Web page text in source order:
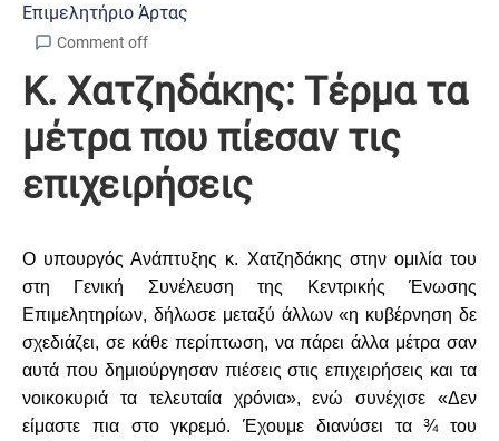
Επιμελητήριο Άρτας
Comment off
Κ. Χατζηδάκης: Τέρμα τα
μέτρα που πίεσαν τις
επιχειρήσεις
Ο υπουργός Ανάπτυξης κ. Χατζηδάκης στην ομιλία του
στη Γενική Συνέλευση της Κεντρικής Ένωσης
Επιμελητηρίων, δήλωσε μεταξύ άλλων «η κυβέρνηση δε
σχεδιάζει, σε κάθε περίπτωση, να πάρει άλλα μέτρα σαν
αυτά που δημιούργησαν πιέσεις στις επιχειρήσεις και τα
νοικοκυριά τα τελευταία χρόνια», ενώ συνέχισε «Δεν
είμαστε πια στο γκρεμό. Έχουμε διανύσει τα ¾ του